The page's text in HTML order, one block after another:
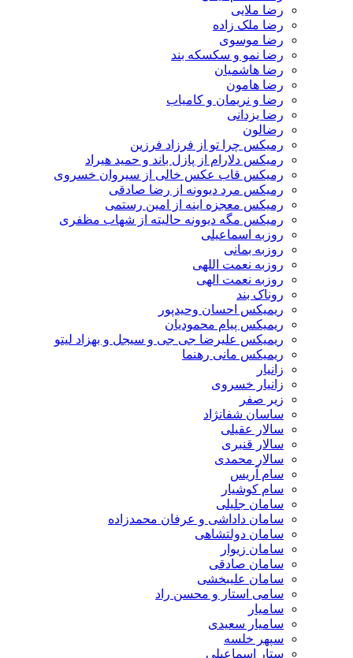
رضا ملایی
رضا ملک زاده
رضا موسوی
رضا نمو و سکسکه بند
رضا هاشمیان
رضا هامون
رضا و نریمان و کامیاب
رضا یزدانی
رضالون
رمیکس چرا تو از فرزاد فرزین
رمیکس دلارام از پازل باند و حمید هیراد
رمیکس قاب عکس خالی از سیروان خسروی
رمیکس مرد دیوونه از رضا صادقی
رمیکس معجزه اینه از امین رستمی
رمیکس مگه دیوونه حالیته از شهاب مظفری
روزبه اسماعیلی
روزبه بمانی
روزبه نعمت اللهی
روزبه نعمت الهی
روناک بند
ریمیکس احسان وحیدپور
ریمیکس پیام محمودیان
ریمیکس علیرضا جی جی و سیجل و بهزاد لیتو
ریمیکس مانی رهنما
زانیار خسروی
زیر صفر
ساسان شفانژاد
سالار عقیلی
سالار قنبری
سالار محمدی
سام آریس
سام کوشیار
سامان جلیلی
سامان داداشی و عرفان محمدزاده
سامان دولتشاهی
سامان زیوار
سامان صادقی
سامان علیبخشی
سامی استار و محسن راد
سامیار
سامیار سعیدی
سپهر خلسه
ستار اسماعیلی